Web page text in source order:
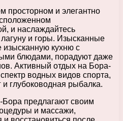
просторном и элегантно
и наслаждайтесь
и горы. Изысканные
кухню с
блюдами, порадуют даже
Активный отдых на Бора-
водных видов спорта,
и глубоководная рыбалка.
предлагают своим
и массажи,